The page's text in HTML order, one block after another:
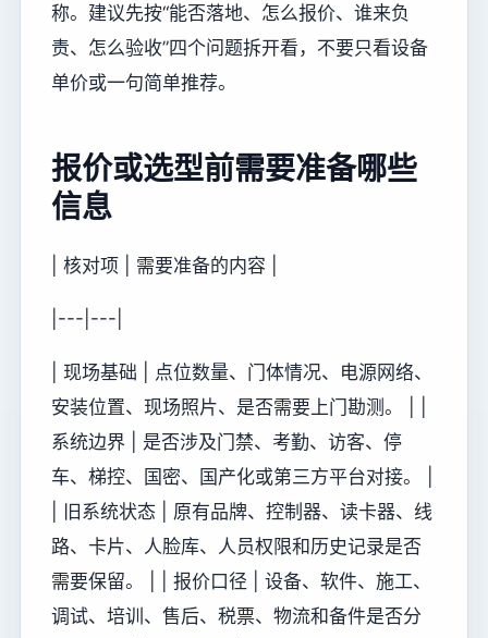
称。建议先按“能否落地、怎么报价、谁来负
责、怎么验收”四个问题拆开看，不要只看设备
单价或一句简单推荐。
报价或选型前需要准备哪些
信息
| 核对项 | 需要准备的内容 |
|---|---|
| 现场基础 | 点位数量、门体情况、电源网络、
安装位置、现场照片、是否需要上门勘测。 | |
系统边界 | 是否涉及门禁、考勤、访客、停
车、梯控、国密、国产化或第三方平台对接。 |
| 旧系统状态 | 原有品牌、控制器、读卡器、线
路、卡片、人脸库、人员权限和历史记录是否
需要保留。 | | 报价口径 | 设备、软件、施工、
调试、培训、售后、税票、物流和备件是否分